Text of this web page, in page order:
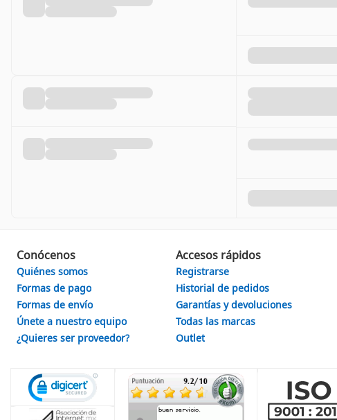
Conócenos
Quiénes somos
Formas de pago
Formas de envío
Únete a nuestro equipo
¿Quieres ser proveedor?
Accesos rápidos
Registrarse
Historial de pedidos
Garantías y devoluciones
Todas las marcas
Outlet